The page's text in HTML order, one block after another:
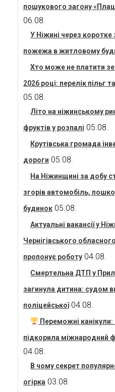
пошукового загону
06.08.
У Ніжині через
пожежа в житловому
Хто може не платити
2026 році: перелік пільг
05.08.
Літо на ніжинському
фруктів у розпалі 05.08.
Крутівська громада
дороги 05.08.
На Ніжинщині за добу
згорів автомобіль,
будинок 05.08.
Актуальні вакансії у
Чернігівського
пропонує роботу 04.08.
Смертельна ДТП у
загинула дитина: судом
поліцейської 04.08.
Переможні
підкорила міжнародний
04.08.
В чому секрет
огірка 03.08.